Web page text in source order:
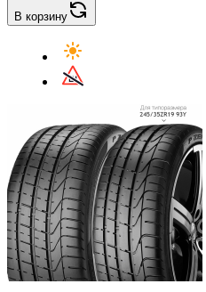
В корзину